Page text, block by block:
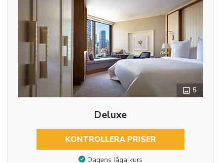
5
Deluxe
KONTROLLERA PRISER
Dagens låga kurs